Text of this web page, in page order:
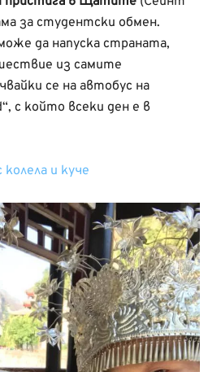
за студентски обмен.
да напуска страната,
из самите
се на автобус на
с който всеки ден е в
и куче